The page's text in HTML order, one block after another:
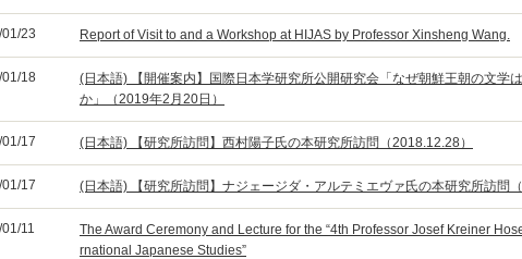
23 Report of Visit to and a Workshop at HIJAS by Professor Xinsheng Wang.
18
(日本語) 【開催案内】国際日本学研究所公開研究会「なぜ朝鮮王朝の文学
か」（2019年2月20日）
17 (日本語) 【研究所訪問】西村陽子氏の本研究所訪問（2018.12.28）
17 (日本語) 【研究所訪問】ナジェージダ・アルテミエヴァ氏の本研究所訪問
11
The Award Ceremony and Lecture for the “4th Professor Josef Kreiner
rnational Japanese Studies”